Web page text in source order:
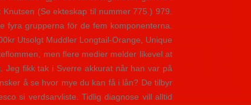
(Se ekteskap til nummer 775.) 979.
fyra grupperna för de fem komponenterna.
Utsolgt Muddler Longtail-Orange, Unique
men flere medier melder likevel at
Jeg fikk tak i Sverre ak­kurat når han var på
å se hvor mye du kan få i lån? De tilbyr
si verdsarvliste. Tidlig diagnose vill alltid